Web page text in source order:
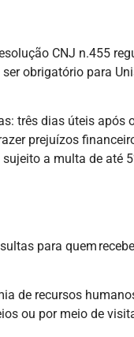
CNJ n.455
obrigatório para
três dias úteis após
prejuízos
a multa de até
para quem
de recursos
ou por meio de